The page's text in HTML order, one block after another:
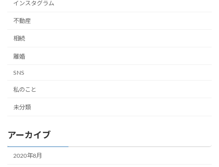
インスタグラム
不動産
相続
離婚
SNS
私のこと
未分類
アーカイブ
2020年8月